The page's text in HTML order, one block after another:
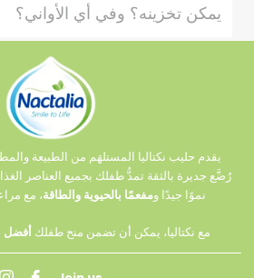
يمكن تخزينه؟ وفي أي الأواني؟
يقدم حليب نكتاليا المستلهَم من الطبيعة
رُضَّع جديرة بالثقة تمدُّ طفلك بجميع العناصر
نموًا جيدًا ومفعمًا بالحيوية والطاقة، مع
مع نكتاليا، يمكن أن تضمن منح طفلك أفضل